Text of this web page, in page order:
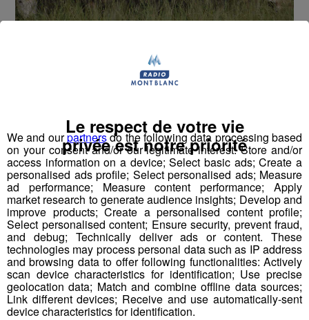
Deux jours après la découverte de 14 cadavres de
des Houches a décidé de porter plainte.
Les animaux ont été découverts égorgés, avec les
oreilles coupées. Un détail qui laisse penser queleur
propriétaire a voulu s’en débarrasser.
Les services vétérinaires vontexaminer les cadavres
pour savoir s’ils étaient malades.
Partager sur Facebook
We and ourpartnersdo the following data processing based
on your consent and/or our legitimate interest: Store and/or
access information on a device; Select basic ads; Create a
personalised ads profile; Select personalised ads; Measure
ad performance; Measure content performance; Apply
market research to generate audience insights; Develop and
improve products; Create a personalised content profile;
Select personalised content; Ensure security, prevent fraud,
and debug; Technically deliver ads or content. These
technologies may process personal data such as IP address
and browsing data to offer following functionalities: Actively
scan device characteristics for identification; Use precise
geolocation data; Match and combine offline data sources;
Link different devices; Receive and use automatically-sent
device characteristics for identification.
Le respect de votre vie
privée est notre priorité